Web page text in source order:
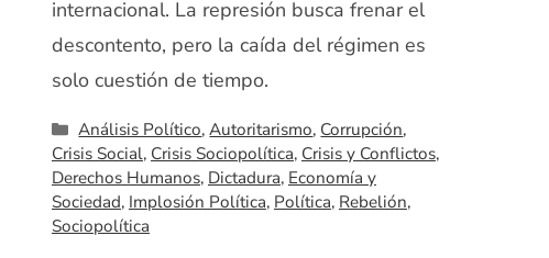
internacional. La represión busca frenar el
descontento, pero la caída del régimen es
solo cuestión de tiempo.
Categorías
Análisis Político,Autoritarismo, Corrupción,
Crisis Social, Crisis Sociopolítica, Crisis y Conflictos,
Derechos Humanos, Dictadura, Economía y
Sociedad, Implosión Política, Política, Rebelión,
Sociopolítica